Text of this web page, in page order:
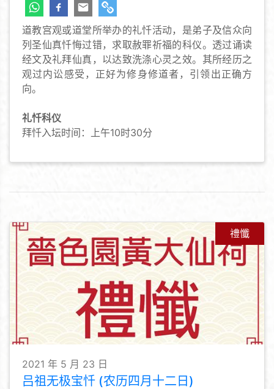
道教宫观或道堂所举办的礼忏活动，是弟子及信众向
列圣仙真忏悔过错，求取赦罪祈福的科仪。透过诵读
经文及礼拜仙真，以达致洗涤心灵之效。其所经历之
观过内讼感受，正好为修身修道者，引领出正确方
向。
礼忏科仪
拜忏入坛时间：上午10时30分
禮懺
2021 年 5 月 23 日
吕祖无极宝忏 (农历四月十二日)